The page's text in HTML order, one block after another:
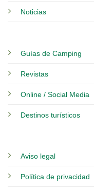
Noticias
Guías de Camping
Revistas
Online / Social Media
Destinos turísticos
Aviso legal
Política de privacidad